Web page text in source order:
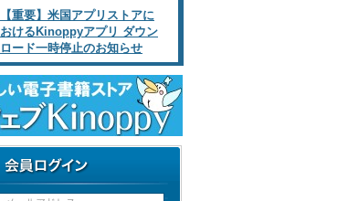
【重要】米国アプリストアに
おけるKinoppyアプリ ダウン
ロード一時停止のお知らせ